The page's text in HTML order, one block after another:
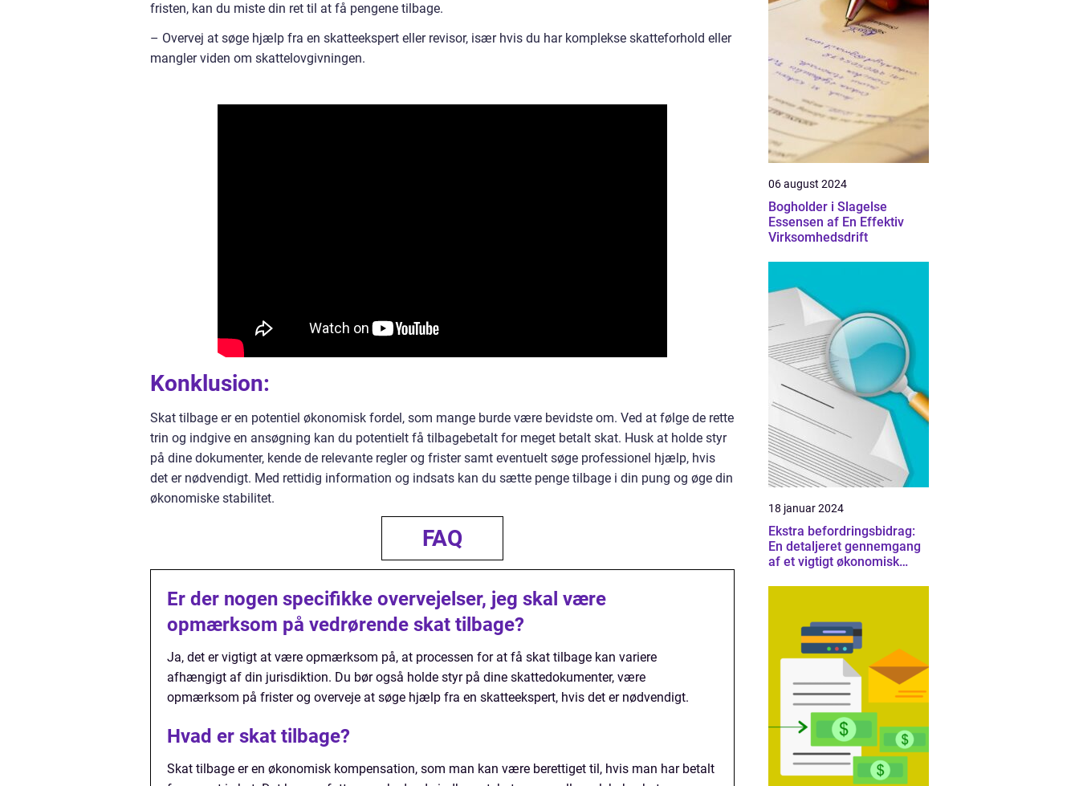
fristen, kan du miste din ret til at få pengene tilbage.
– Overvej at søge hjælp fra en skatteekspert eller revisor, især hvis du har komplekse skatteforhold eller
mangler viden om skattelovgivningen.
Konklusion:
Skat tilbage er en potentiel økonomisk fordel, som mange burde være bevidste om. Ved at følge de rette
trin og indgive en ansøgning kan du potentielt få tilbagebetalt for meget betalt skat. Husk at holde styr
på dine dokumenter, kende de relevante regler og frister samt eventuelt søge professionel hjælp, hvis
det er nødvendigt. Med rettidig information og indsats kan du sætte penge tilbage i din pung og øge din
økonomiske stabilitet.
FAQ
Er der nogen specifikke overvejelser, jeg skal være
opmærksom på vedrørende skat tilbage?
Ja, det er vigtigt at være opmærksom på, at processen for at få skat tilbage kan variere
afhængigt af din jurisdiktion. Du bør også holde styr på dine skattedokumenter, være
opmærksom på frister og overveje at søge hjælp fra en skatteekspert, hvis det er nødvendigt.
Hvad er skat tilbage?
Skat tilbage er en økonomisk kompensation, som man kan være berettiget til, hvis man har betalt
06 august 2024
Bogholder i Slagelse
Essensen af En Effektiv
Virksomhedsdrift
18 januar 2024
Ekstra befordringsbidrag:
En detaljeret gennemgang
af et vigtigt økonomisk